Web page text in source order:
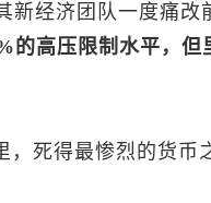
新经济团队一度痛改
的高压限制水平，
死得最惨烈的货币